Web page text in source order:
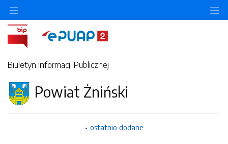
Biuletyn Informacji Publicznej
Powiat Żniński
ostatnio dodane